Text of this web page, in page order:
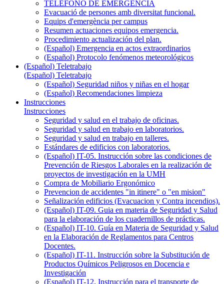
TELÉFONO DE EMERGENCIA
Evacuació de persones amb diversitat funcional.
Equips d'emergència per campus
Resumen actuaciones equipos emergencia.
Procedimiento actualización del plan.
(Español) Emergencia en actos extraordinarios
(Español) Protocolo fenómenos meteorológicos
(Español) Teletrabajo
(Español) Teletrabajo
(Español) Seguridad niños y niñas en el hogar
(Español) Recomendaciones limpieza
Instrucciones
Instrucciones
Seguridad y salud en el trabajo de oficinas.
Seguridad y salud en trabajo en laboratorios.
Seguridad y salud en trabajo en talleres.
Estándares de edificios con laboratorios.
(Español) IT-05. Instrucción sobre las condiciones de
Prevención de Riesgos Laborales en la realización de
proyectos de investigación en la UMH
Compra de Mobiliario Ergonómico
Prevencion de accidentes "in itinere" o "en mision"
Señalización edificios (Evacuacion y Contra incendios).
(Español) IT-09. Guia en materia de Seguridad y Salud
para la elaboración de los cuadernillos de prácticas.
(Español) IT-10. Guía en Materia de Seguridad y Salud
en la Elaboración de Reglamentos para Centros
Docentes.
(Español) IT-11. Instrucción sobre la Substitución de
Productos Químicos Peligrosos en Docencia e
Investigación
(Español) IT-12. Instrucción para el transporte de